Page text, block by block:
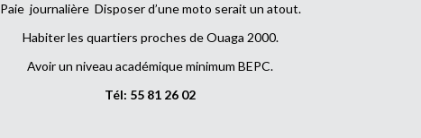
Paie journalière Disposer d’une moto serait un atout.
Habiter les quartiers proches de Ouaga 2000.
Avoir un niveau académique minimum BEPC.
Tél: 55 81 26 02